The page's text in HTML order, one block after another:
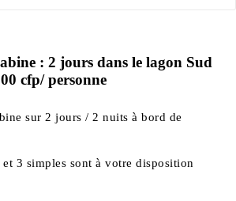
: 2 jours dans le lagon Sud
cfp/ personne
sur 2 jours / 2 nuits à bord de
3 simples sont à votre disposition